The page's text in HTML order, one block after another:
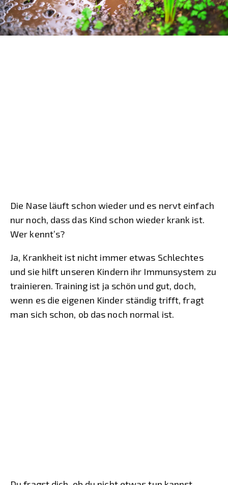
Die Nase läuft schon wieder und es nervt einfach
nur noch, dass das Kind schon wieder krank ist.
Wer kennt’s?
Ja, Krankheit ist nicht immer etwas Schlechtes
und sie hilft unseren Kindern ihr Immunsystem zu
trainieren. Training ist ja schön und gut, doch,
wenn es die eigenen Kinder ständig trifft, fragt
man sich schon, ob das noch normal ist.